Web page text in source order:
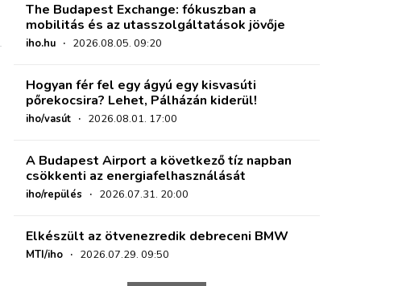
The Budapest Exchange: fókuszban a
mobilitás és az utasszolgáltatások jövője
iho.hu · 2026.08.05. 09:20
Hogyan fér fel egy ágyú egy kisvasúti
pőrekocsira? Lehet, Pálházán kiderül!
iho/vasút · 2026.08.01. 17:00
A Budapest Airport a következő tíz napban
csökkenti az energiafelhasználását
iho/repülés · 2026.07.31. 20:00
Elkészült az ötvenezredik debreceni BMW
MTI/iho · 2026.07.29. 09:50